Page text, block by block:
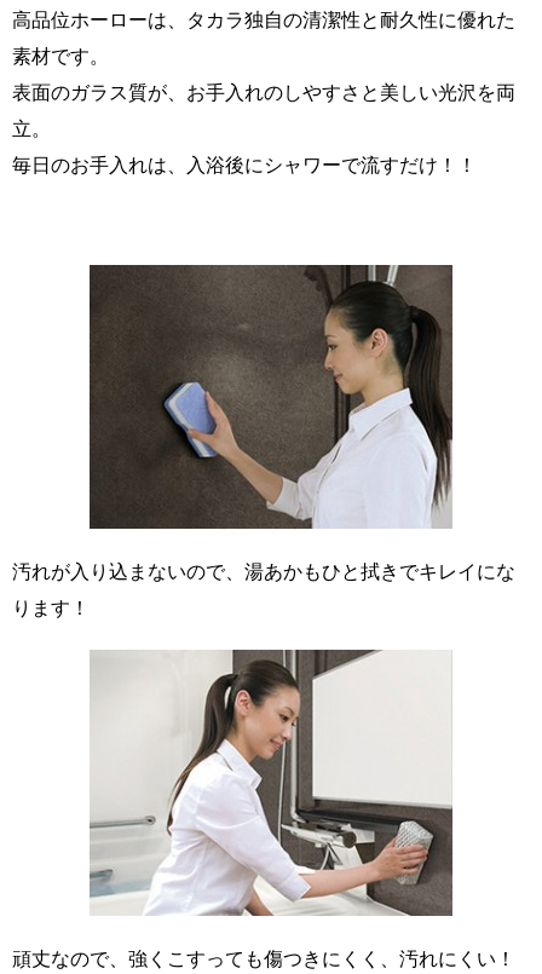
高品位ホーローは、タカラ独自の清潔性と耐久性に優れた
素材です。
表面のガラス質が、お手入れのしやすさと美しい光沢を両
立。
毎日のお手入れは、入浴後にシャワーで流すだけ！！
汚れが入り込まないので、湯あかもひと拭きでキレイにな
ります！
頑丈なので、強くこすっても傷つきにくく、汚れにくい！